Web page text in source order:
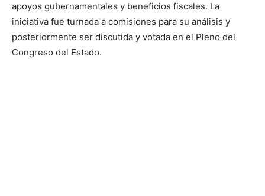
apoyos gubernamentales y beneficios fiscales. La
iniciativa fue turnada a comisiones para su análisis y
posteriormente ser discutida y votada en el Pleno del
Congreso del Estado.